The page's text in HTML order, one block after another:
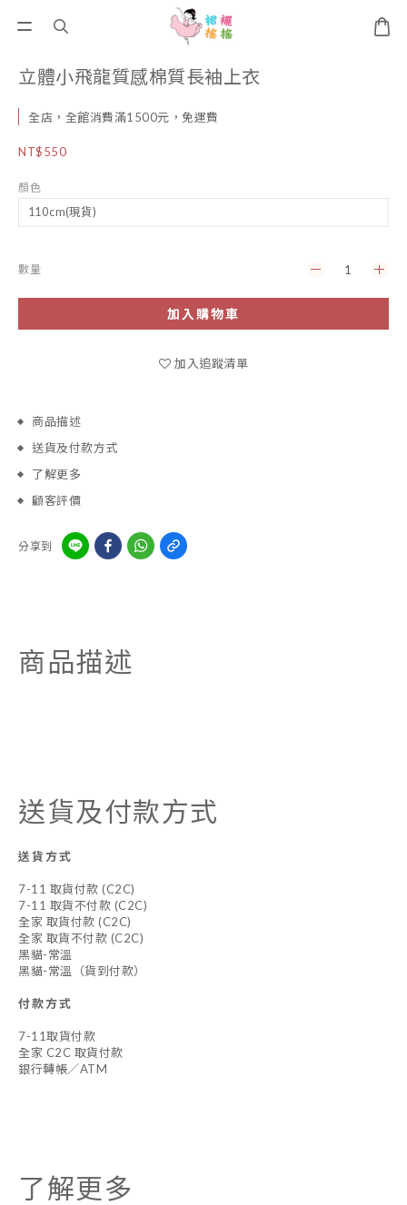
立體小飛龍質感棉質長袖上衣
全店，全館消費滿1500元，免運費
NT$550
顏色
數量
加入購物車
加入追蹤清單
商品描述
送貨及付款方式
了解更多
顧客評價
分享到
商品描述
送貨及付款方式
送貨方式
7-11 取貨付款 (C2C)
7-11 取貨不付款 (C2C)
全家 取貨付款 (C2C)
全家 取貨不付款 (C2C)
黑貓-常溫
黑貓-常溫（貨到付款）
付款方式
7-11取貨付款
全家 C2C 取貨付款
銀行轉帳／ATM
了解更多